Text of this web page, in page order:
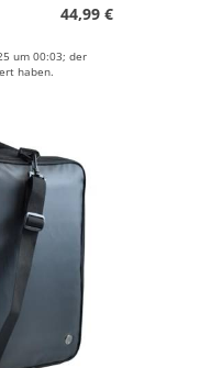
44,99 €
um 00:03; der
haben.